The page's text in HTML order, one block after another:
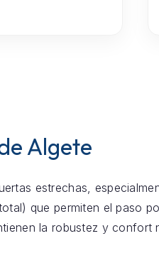
Algete
estrechas,
que permiten el paso
la robustez y confort